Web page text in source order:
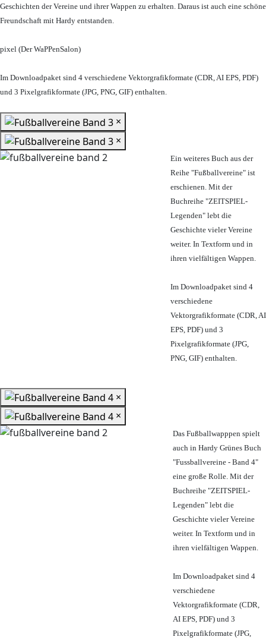
Geschichten der Vereine und ihrer Wappen zu erhalten. Daraus ist auch eine schöne
Freundschaft mit Hardy entstanden.
pixel (Der WaPPenSalon)
Im Downloadpaket sind 4 verschiedene Vektorgrafikformate (CDR, AI EPS, PDF)
und 3 Pixelgrafikformate (JPG, PNG, GIF) enthalten.
×
×
Ein weiteres Buch aus der
Reihe "Fußballvereine" ist
erschienen. Mit der
Buchreihe "ZEITSPIEL-
Legenden" lebt die
Geschichte vieler Vereine
weiter. In Textform und in
ihren vielfältigen Wappen.
Im Downloadpaket sind 4
verschiedene
Vektorgrafikformate (CDR, AI
EPS, PDF) und 3
Pixelgrafikformate (JPG,
PNG, GIF) enthalten.
×
×
Das Fußballwapppen spielt
auch in Hardy Grünes Buch
"Fussballvereine - Band 4"
eine große Rolle. Mit der
Buchreihe "ZEITSPIEL-
Legenden" lebt die
Geschichte vieler Vereine
weiter. In Textform und in
ihren vielfältigen Wappen.
Im Downloadpaket sind 4
verschiedene
Vektorgrafikformate (CDR,
AI EPS, PDF) und 3
Pixelgrafikformate (JPG,